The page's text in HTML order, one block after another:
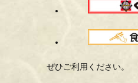
ぜひご利用ください。